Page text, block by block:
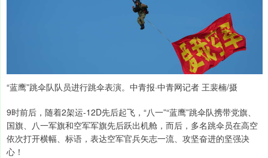
“蓝鹰”跳伞队队员进行跳伞表演。中青报·中青网记者 王裴楠/摄
9时前后，随着2架运-12D先后起飞，“八一”“蓝鹰”跳伞队携带党旗、
国旗、八一军旗和空军军旗先后跃出机舱，而后，多名跳伞员在高空
依次打开横幅、标语，表达空军官兵矢志一流、攻坚奋进的坚强决
心！